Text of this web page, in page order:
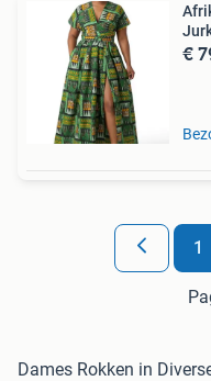
€
1
Dames Rokken in